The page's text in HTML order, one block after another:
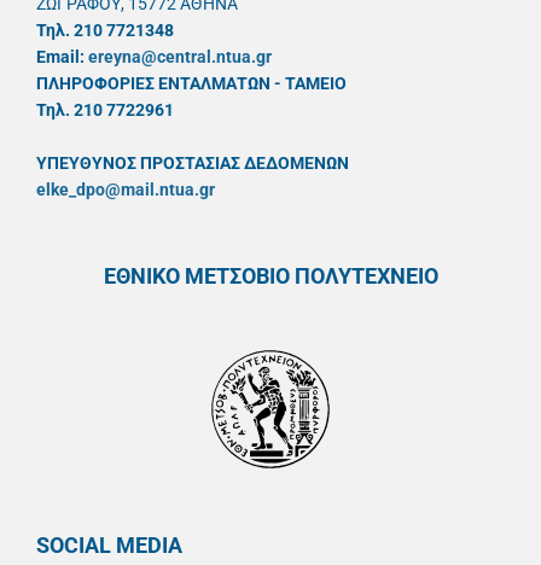
Τηλ. 210 7721348
Email: ereyna@central.ntua.gr
ΠΛΗΡΟΦΟΡΙΕΣ ΕΝΤΑΛΜΑΤΩΝ - ΤΑΜΕΙΟ
Τηλ. 210 7722961
ΥΠΕΥΘYΝΟΣ ΠΡΟΣΤΑΣΙΑΣ ΔΕΔΟΜΕΝΩΝ
elke_dpo@mail.ntua.gr
ΕΘΝΙΚΟ ΜΕΤΣΟΒΙΟ ΠΟΛΥΤΕΧΝΕΙΟ
SOCIAL MEDIA